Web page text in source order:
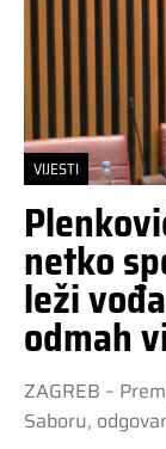
VIJESTI
netko
leži
odmah
ZAGREB –
Saboru,